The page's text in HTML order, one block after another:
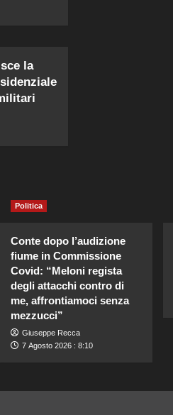
la
Politica
Conte dopo l’audizione
fiume in Commissione
Covid: “Meloni regista
degli attacchi contro di
me, affrontiamoci senza
mezzucci”
Giuseppe Recca
7 Agosto 2026 : 8:10